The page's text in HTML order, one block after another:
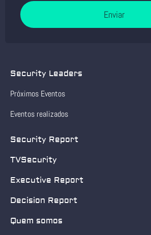
Enviar
Security Leaders
Próximos Eventos
Eventos realizados
Security Report
TVSecurity
Executive Report
Decision Report
Quem somos